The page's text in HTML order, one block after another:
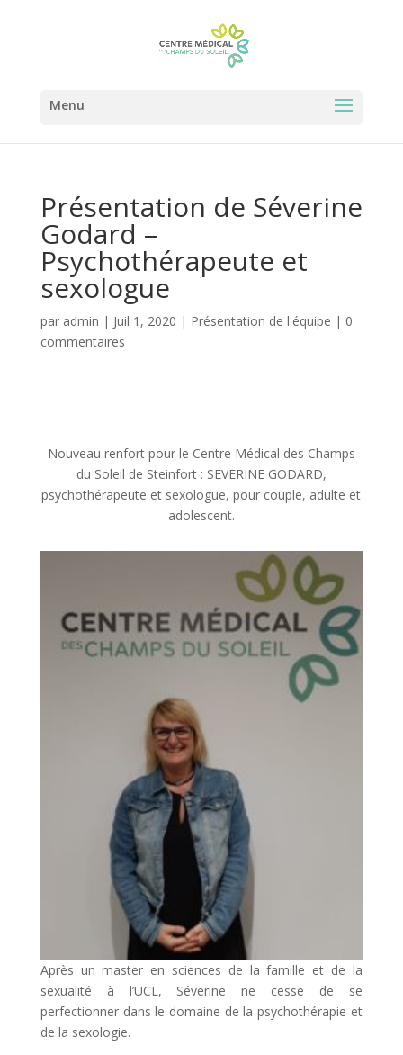
Présentation de Séverine
Godard –
Psychothérapeute et
sexologue
par admin | Juil 1, 2020 | Présentation de l'équipe | 0
commentaires
Nouveau renfort pour le Centre Médical des Champs
du Soleil de Steinfort : SEVERINE GODARD,
psychothérapeute et sexologue, pour couple, adulte et
adolescent.
Après un master en sciences de la famille et de la
sexualité à l’UCL, Séverine ne cesse de se
perfectionner dans le domaine de la psychothérapie et
de la sexologie.